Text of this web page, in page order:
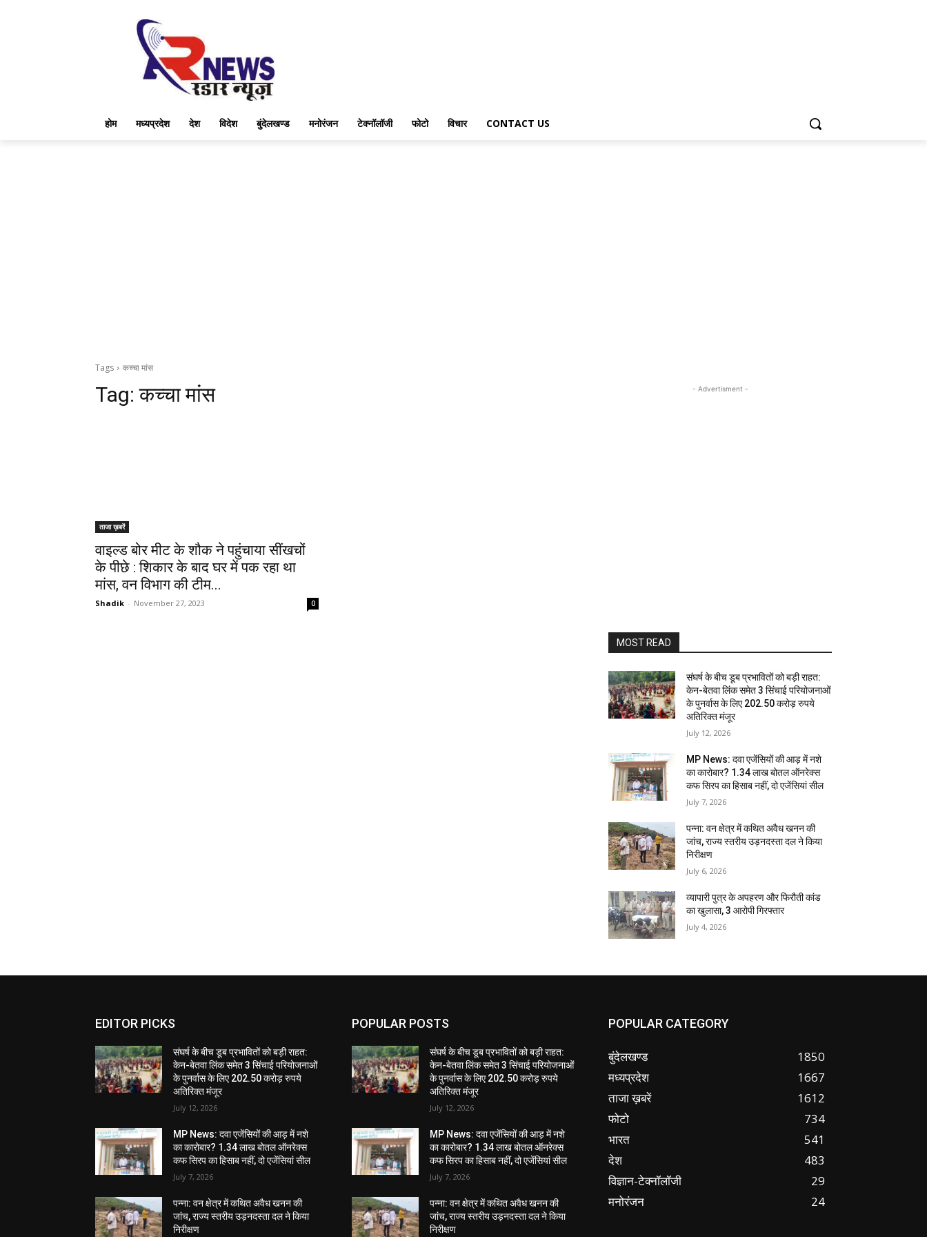
होम मध्यप्रदेश देश विदेश बुंदेलखण्ड मनोरंजन टेक्नॉलॉजी फोटो विचार CONTACT US
Tags कच्चा मांस
Tag:कच्चा मांस
ताजा ख़बरें
वाइल्ड बोर मीट के शौक ने पहुंचाया सींखचों
के पीछे : शिकार के बाद घर में पक रहा था
मांस, वन विभाग की टीम...
Shadik - November 27, 2023 0
- Advertisment -
MOST READ
संघर्ष के बीच डूब प्रभावितों को बड़ी राहत:
केन-बेतवा लिंक समेत 3 सिंचाई परियोजनाओं
के पुनर्वास के लिए 202.50 करोड़ रुपये
अतिरिक्त मंजूर
July 12, 2026
MP News: दवा एजेंसियों की आड़ में नशे
का कारोबार? 1.34 लाख बोतल ऑनरेक्स
कफ सिरप का हिसाब नहीं, दो एजेंसियां सील
July 7, 2026
पन्ना: वन क्षेत्र में कथित अवैध खनन की
जांच, राज्य स्तरीय उड़नदस्ता दल ने किया
निरीक्षण
July 6, 2026
व्यापारी पुत्र के अपहरण और फिरौती कांड
का खुलासा, 3 आरोपी गिरफ्तार
July 4, 2026
EDITOR PICKS
संघर्ष के बीच डूब प्रभावितों को बड़ी राहत:
केन-बेतवा लिंक समेत 3 सिंचाई परियोजनाओं
के पुनर्वास के लिए 202.50 करोड़ रुपये
अतिरिक्त मंजूर
July 12, 2026
MP News: दवा एजेंसियों की आड़ में नशे
का कारोबार? 1.34 लाख बोतल ऑनरेक्स
कफ सिरप का हिसाब नहीं, दो एजेंसियां सील
July 7, 2026
पन्ना: वन क्षेत्र में कथित अवैध खनन की
जांच, राज्य स्तरीय उड़नदस्ता दल ने किया
निरीक्षण
POPULAR POSTS
संघर्ष के बीच डूब प्रभावितों को बड़ी राहत:
केन-बेतवा लिंक समेत 3 सिंचाई परियोजनाओं
के पुनर्वास के लिए 202.50 करोड़ रुपये
अतिरिक्त मंजूर
July 12, 2026
MP News: दवा एजेंसियों की आड़ में नशे
का कारोबार? 1.34 लाख बोतल ऑनरेक्स
कफ सिरप का हिसाब नहीं, दो एजेंसियां सील
July 7, 2026
पन्ना: वन क्षेत्र में कथित अवैध खनन की
जांच, राज्य स्तरीय उड़नदस्ता दल ने किया
निरीक्षण
POPULAR CATEGORY
बुंदेलखण्ड
1850
मध्यप्रदेश
1667
ताजा ख़बरें
1612
फोटो
734
भारत
541
देश
483
विज्ञान-टेक्नॉलॉजी
29
मनोरंजन
24